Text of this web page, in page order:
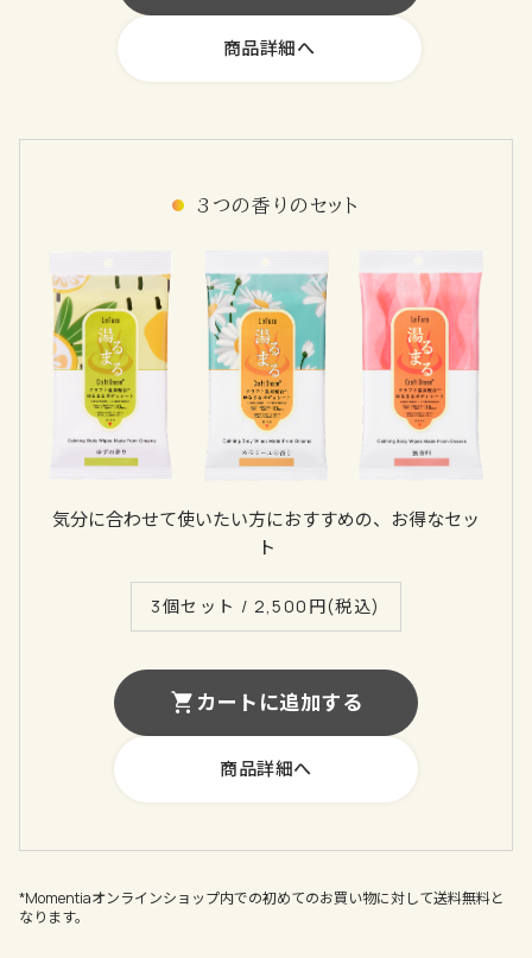
商品詳細へ
3つの香りのセット
気分に合わせて使いたい方におすすめの、お得なセッ
ト
3個セット / 2,500 円(税込)
カートに追加する
商品詳細へ
*Momentiaオンラインショップ内での初めてのお買い物に対して送料無料と
なります。